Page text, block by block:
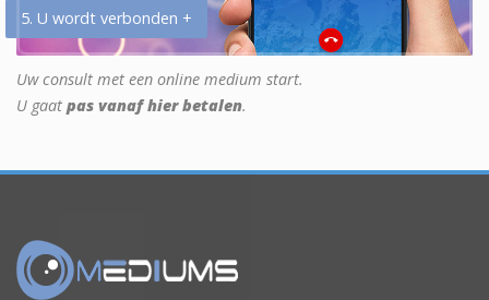
5. U wordt verbonden +
Uw consult met een online medium start.
U gaat pas vanaf hier betalen.